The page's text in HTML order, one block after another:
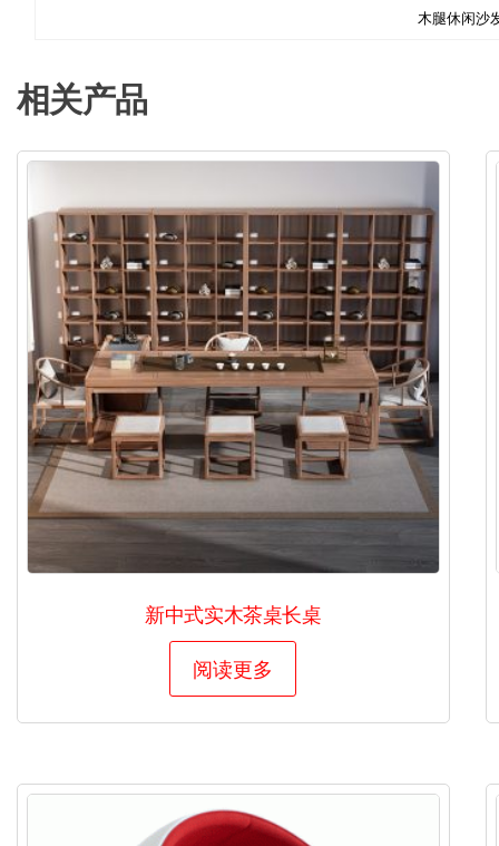
木腿休闲沙
相关产品
新中式实木茶桌长桌
阅读更多